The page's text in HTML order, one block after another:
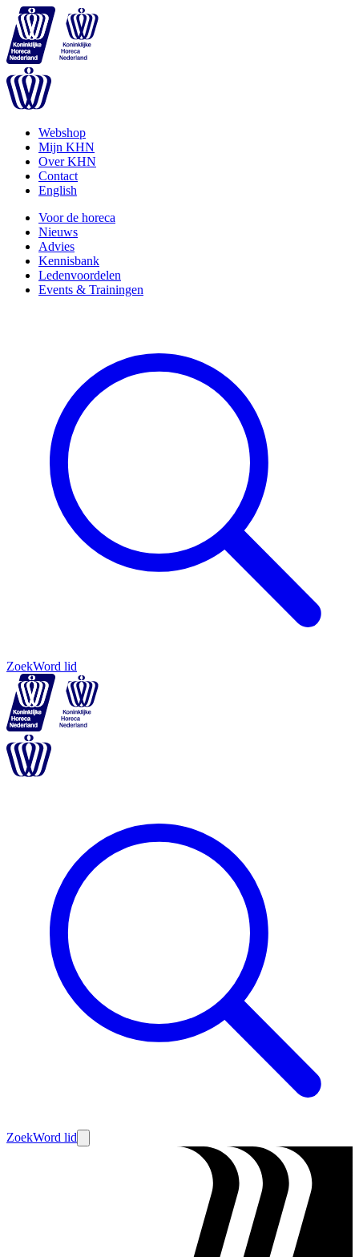
Webshop
Mijn KHN
Over KHN
Contact
English
Voor de horeca
Nieuws
Advies
Kennisbank
Ledenvoordelen
Events & Trainingen
ZoekWord lid
ZoekWord lid